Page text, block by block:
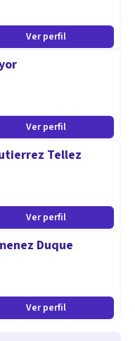
Ver perfil
Ver perfil
Tellez
Ver perfil
Duque
Ver perfil